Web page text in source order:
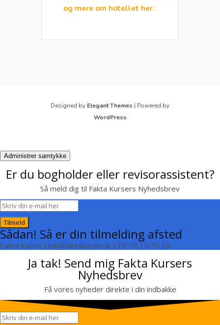
og mere om hotellet her.
Designed by Elegant Themes | Powered by
WordPress
Administrer samtykke
Er du bogholder eller revisorassistent?
Så meld dig til Fakta Kursers Nyhedsbrev
Tilmeld
Sådan! Så er din tilmelding afsted
Fakta Kurser | lok@faktakurser.dk | Tlf. 70 10 70 19
Ja tak! Send mig Fakta Kursers
Nyhedsbrev
Få vores nyheder direkte i din indbakke